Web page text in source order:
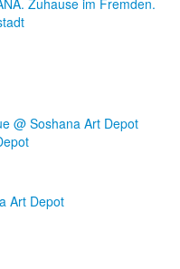
Ausstellungen
Zuhause im Fremden.
@ Soshana Art Depot
Art Depot